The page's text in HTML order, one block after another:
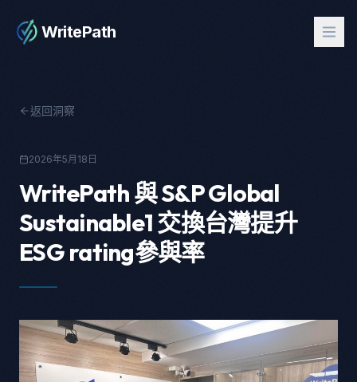
WritePath
返回洞察
2026年5月18日
WritePath 與 S&P Global
Sustainable1 交換台灣提升
ESG rating參與率